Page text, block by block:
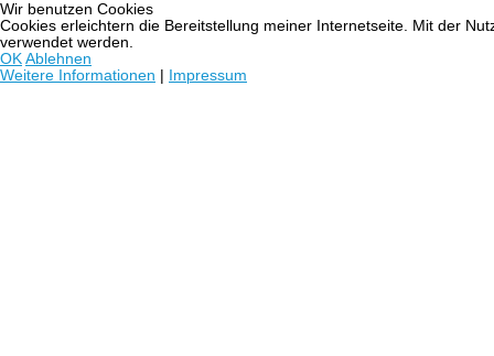
Wir benutzen Cookies
Cookies erleichtern die Bereitstellung meiner Internetseite. Mit der
verwendet werden.
OK Ablehnen
Weitere Informationen
Impressum